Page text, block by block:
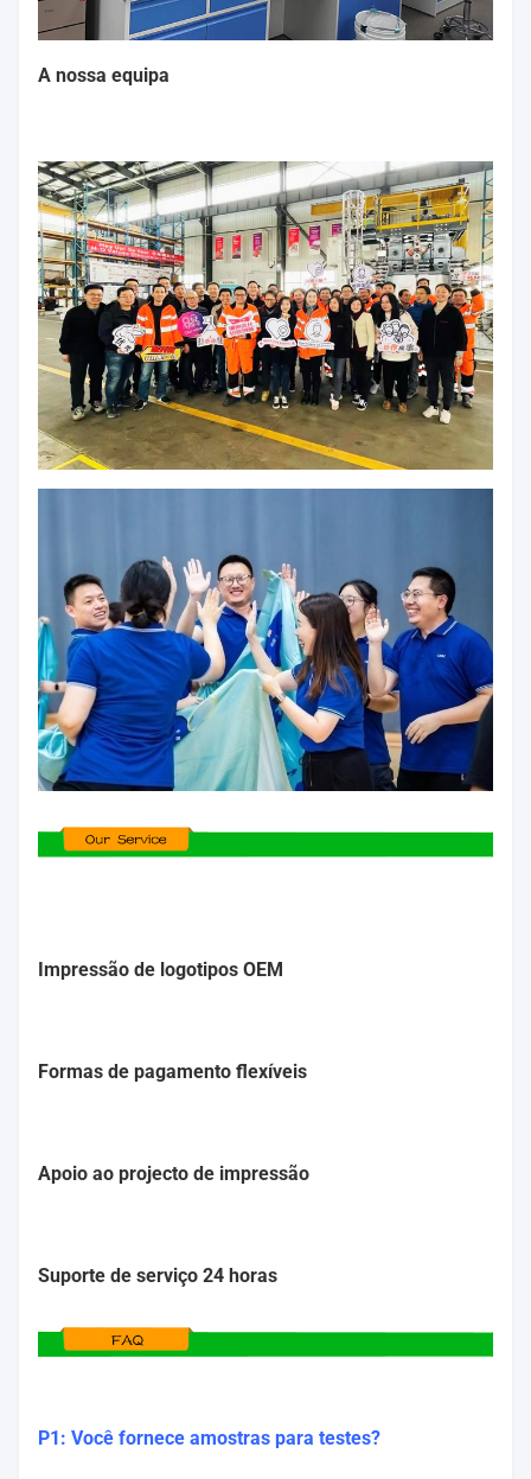
A nossa equipa
Impressão de logotipos OEM
Formas de pagamento flexíveis
Apoio ao projecto de impressão
Suporte de serviço 24 horas
P1: Você fornece amostras para testes?